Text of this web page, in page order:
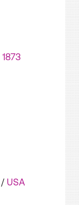
1873
/ USA